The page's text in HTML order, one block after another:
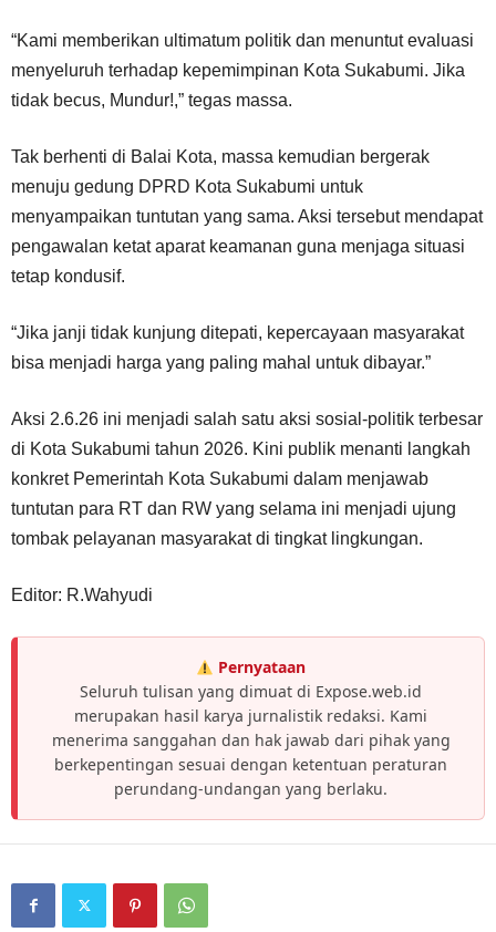
“Kami memberikan ultimatum politik dan menuntut evaluasi
menyeluruh terhadap kepemimpinan Kota Sukabumi. Jika
tidak becus, Mundur!,” tegas massa.
Tak berhenti di Balai Kota, massa kemudian bergerak
menuju gedung DPRD Kota Sukabumi untuk
menyampaikan tuntutan yang sama. Aksi tersebut mendapat
pengawalan ketat aparat keamanan guna menjaga situasi
tetap kondusif.
“Jika janji tidak kunjung ditepati, kepercayaan masyarakat
bisa menjadi harga yang paling mahal untuk dibayar.”
Aksi 2.6.26 ini menjadi salah satu aksi sosial-politik terbesar
di Kota Sukabumi tahun 2026. Kini publik menanti langkah
konkret Pemerintah Kota Sukabumi dalam menjawab
tuntutan para RT dan RW yang selama ini menjadi ujung
tombak pelayanan masyarakat di tingkat lingkungan.
Editor: R.Wahyudi
Pernyataan
Seluruh tulisan yang dimuat di Expose.web.id
merupakan hasil karya jurnalistik redaksi. Kami
menerima sanggahan dan hak jawab dari pihak yang
berkepentingan sesuai dengan ketentuan peraturan
perundang-undangan yang berlaku.